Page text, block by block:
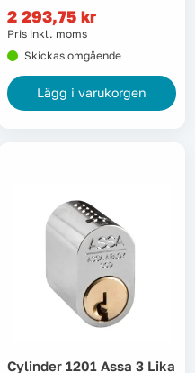
Kontakta oss
2 293,75 kr
Pris inkl. moms
Skickas omgående
Lägg i varukorgen
Cylinder 1201 Assa 3 Lika